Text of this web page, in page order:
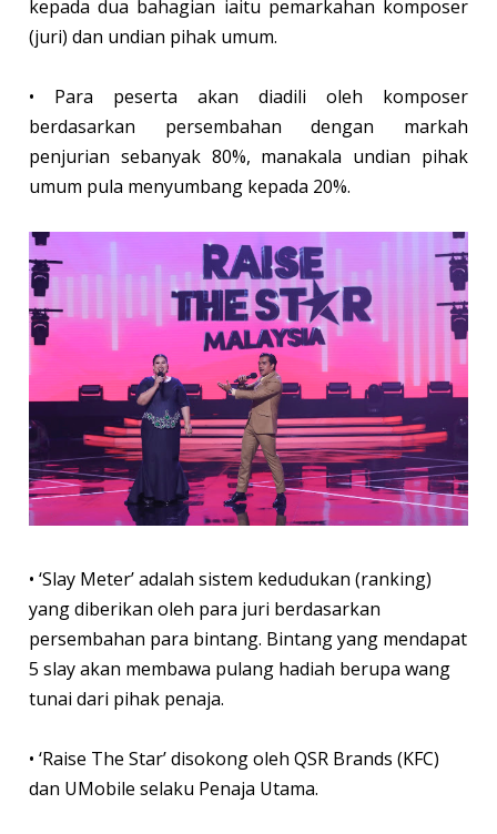
kepada dua bahagian iaitu pemarkahan komposer
(juri) dan undian pihak umum.
• Para peserta akan diadili oleh komposer
berdasarkan persembahan dengan markah
penjurian sebanyak 80%, manakala undian pihak
umum pula menyumbang kepada 20%.
• ‘Slay Meter’ adalah sistem kedudukan (ranking)
yang diberikan oleh para juri berdasarkan
persembahan para bintang. Bintang yang mendapat
5 slay akan membawa pulang hadiah berupa wang
tunai dari pihak penaja.
• ‘Raise The Star’ disokong oleh QSR Brands (KFC)
dan UMobile selaku Penaja Utama.